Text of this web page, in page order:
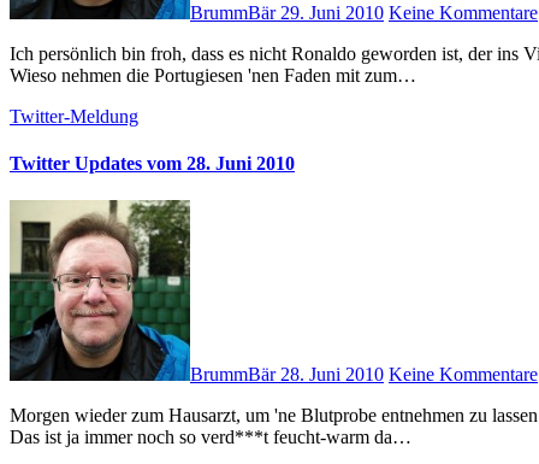
BrummBär 29. Juni 2010 Keine Kommentare
Ich persönlich bin froh, dass es nicht Ronaldo geworden ist, der ins Viertelfinale einzieht. Der ist mir einfach zu divenhaft! #wm2010 #
Wieso nehmen die Portugiesen 'nen Faden mit zum…
Twitter-Meldung
Twitter Updates vom 28. Juni 2010
BrummBär28. Juni 2010 Keine Kommentare
Morgen wieder zum Hausarzt, um 'ne Blutprobe entnehmen zu lassen (zur Kontrolle). Habe ich schon erwähnt, dass ich sowas hasse?! #
Das ist ja immer noch so verd***t feucht-warm da…